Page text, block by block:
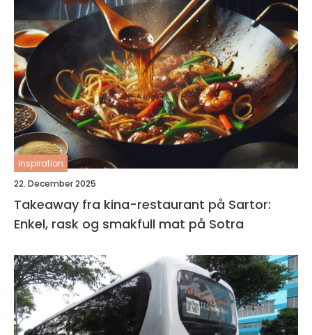
inspiration
22. December 2025
Takeaway fra kina-restaurant på Sartor:
Enkel, rask og smakfull mat på Sotra